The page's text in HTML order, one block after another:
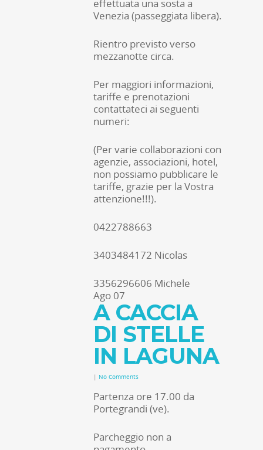
effettuata una sosta a
Venezia (passeggiata libera).
Rientro previsto verso
mezzanotte circa.
Per maggiori informazioni,
tariffe e prenotazioni
contattateci ai seguenti
numeri:
(Per varie collaborazioni con
agenzie, associazioni, hotel,
non possiamo pubblicare le
tariffe, grazie per la Vostra
attenzione!!!).
0422788663
3403484172 Nicolas
3356296606 Michele
Ago 07
A CACCIA
DI STELLE
IN LAGUNA
| No Comments
Partenza ore 17.00 da
Portegrandi (ve).
Parcheggio non a